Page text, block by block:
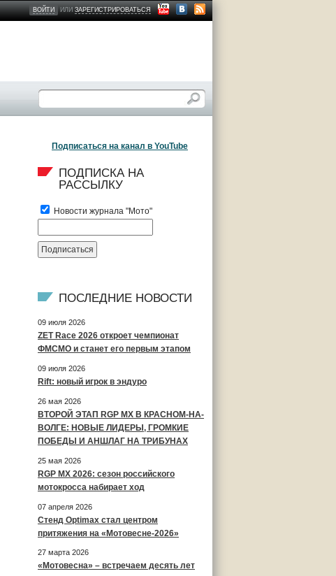
ВОЙТИ ИЛИЗАРЕГИСТРИРОВАТЬСЯ
Подписаться на канал в YouTube
ПОДПИСКА НА
РАССЫЛКУ
Новости журнала "Мото"
ПОСЛЕДНИЕ НОВОСТИ
09 июля 2026
ZET Race 2026 откроет чемпионат
ФМСМО и станет его первым этапом
09 июля 2026
Rift: новый игрок в эндуро
26 мая 2026
ВТОРОЙ ЭТАП RGP MX В КРАСНОМ-НА-
ВОЛГЕ: НОВЫЕ ЛИДЕРЫ, ГРОМКИЕ
ПОБЕДЫ И АНШЛАГ НА ТРИБУНАХ
25 мая 2026
RGP MX 2026: сезон российского
мотокросса набирает ход
07 апреля 2026
Стенд Optimax стал центром
притяжения на «Мотовесне-2026»
27 марта 2026
«Мотовесна» – встречаем десять лет